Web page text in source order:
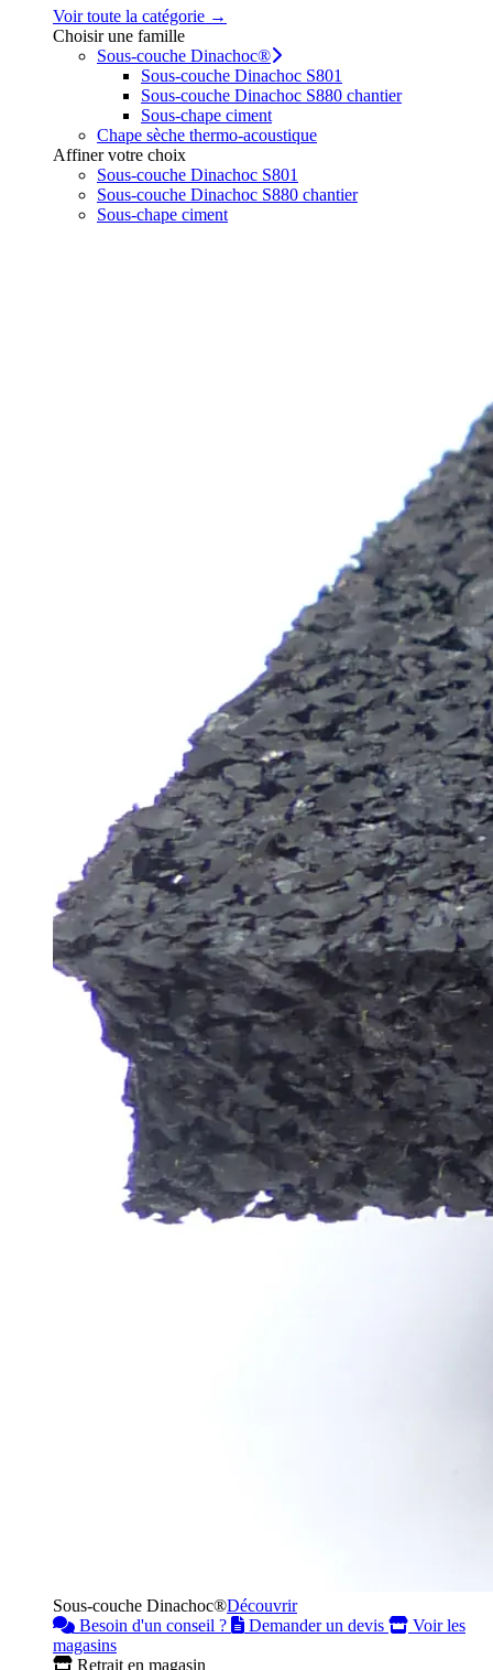
Voir toute la catégorie →
Choisir une famille
Sous-couche Dinachoc®
Sous-couche Dinachoc S801
Sous-couche Dinachoc S880 chantier
Sous-chape ciment
Chape sèche thermo-acoustique
Affiner votre choix
Sous-couche Dinachoc S801
Sous-couche Dinachoc S880 chantier
Sous-chape ciment
Sous-couche Dinachoc®Découvrir
Besoin d'un conseil ?
Demander un devis
Voir les
magasins
Retrait en magasin